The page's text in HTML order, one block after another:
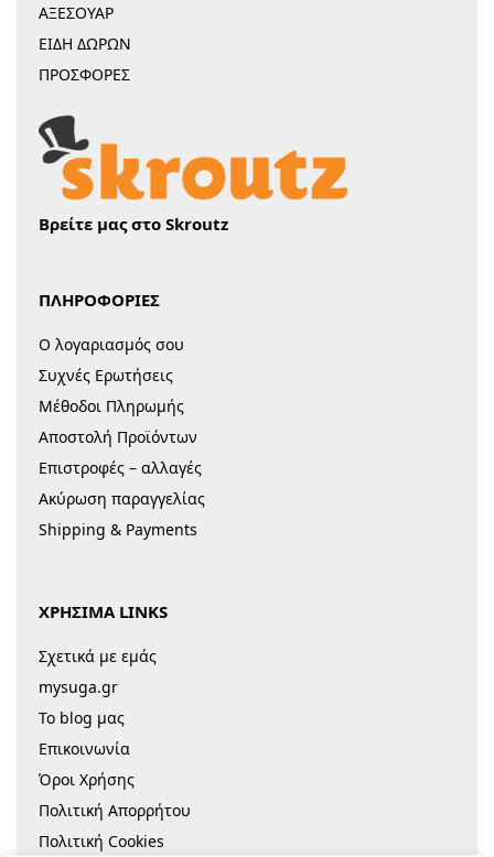
ΑΞΕΣΟΥΑΡ
ΕΙΔΗ ΔΩΡΩΝ
ΠΡΟΣΦΟΡΕΣ
Βρείτε μας στο Skroutz
ΠΛΗΡΟΦΟΡΙΕΣ
Ο λογαριασμός σου
Συχνές Ερωτήσεις
Μέθοδοι Πληρωμής
Αποστολή Προϊόντων
Επιστροφές – αλλαγές
Ακύρωση παραγγελίας
Shipping & Payments
ΧΡΗΣΙΜΑ LINKS
Σχετικά με εμάς
mysuga.gr
Το blog μας
Επικοινωνία
Όροι Χρήσης
Πολιτική Απορρήτου
Πολιτική Cookies